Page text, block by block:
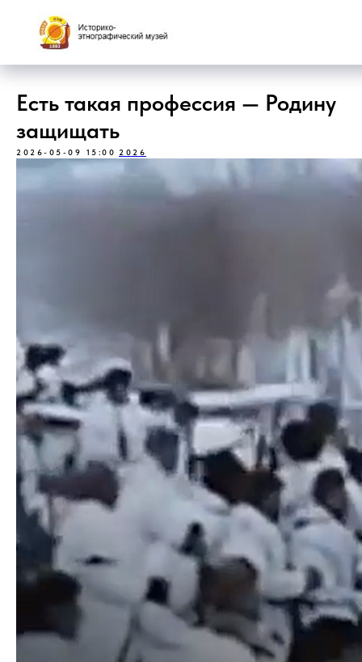
Есть такая профессия — Родину
защищать
2026-05-09 15:00 2026